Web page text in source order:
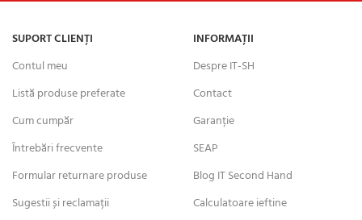
SUPORT CLIENȚI
Contul meu
Listă produse preferate
Cum cumpăr
Întrebări frecvente
Formular returnare produse
Sugestii și reclamații
INFORMAȚII
Despre IT-SH
Contact
Garanție
SEAP
Blog IT Second Hand
Calculatoare ieftine